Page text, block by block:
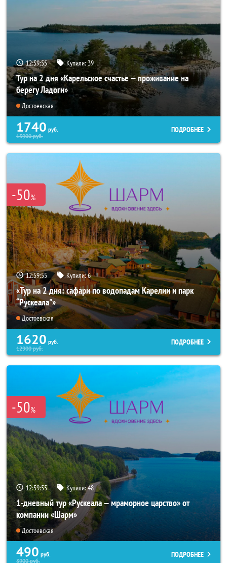
12:59:52 Купили:39
Тур на 2 дня «Карельское счастье — проживание на
берегу Ладоги»
Достоевская
1740 руб.
13900руб.
ПОДРОБНЕЕ
-50%
12:59:52 Купили:6
«Тур на 2 дня: сафари по водопадам Карелии и парк
“Рускеала"»
Достоевская
1620 руб.
12900руб.
ПОДРОБНЕЕ
-50%
12:59:52 Купили:48
1-дневный тур «Рускеала — мраморное царство» от
компании «Шарм»
Достоевская
490 руб.
3900руб.
ПОДРОБНЕЕ